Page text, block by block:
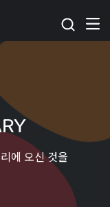
에 오신 것을